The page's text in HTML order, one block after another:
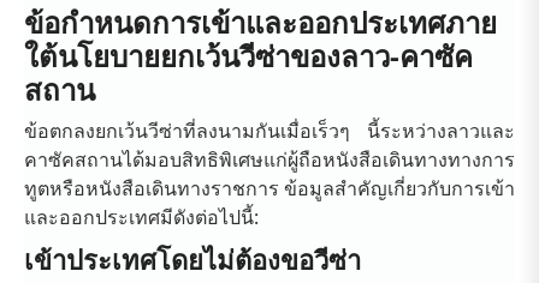
ข้อกำหนดการเข้าและออกประเทศภาย
ใต้นโยบายยกเว้นวีซ่าของลาว-คาซัค
สถาน
ข้อตกลงยกเว้นวีซ่าที่ลงนามกันเมื่อเร็วๆ นี้ระหว่างลาวและ
คาซัคสถานได้มอบสิทธิพิเศษแก่ผู้ถือหนังสือเดินทางทางการ
ทูตหรือหนังสือเดินทางราชการ ข้อมูลสำคัญเกี่ยวกับการเข้า
และออกประเทศมีดังต่อไปนี้:
เข้าประเทศโดยไม่ต้องขอวีซ่า